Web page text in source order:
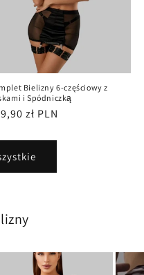
Bielizny 6-częściowy z
i Spódniczką
zł PLN